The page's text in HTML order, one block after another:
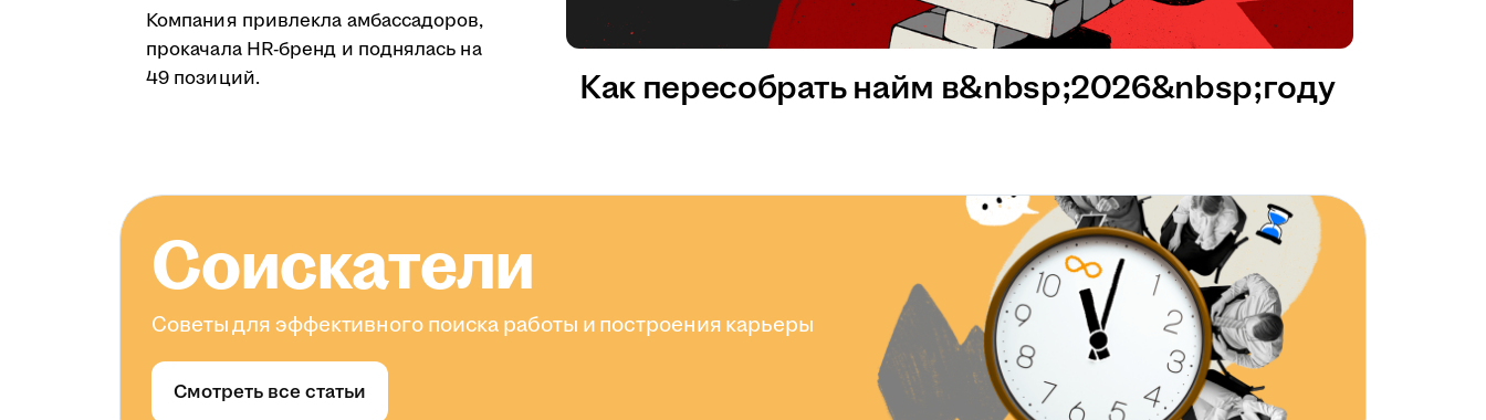
Компания привлекла амбассадоров,
прокачала HR-бренд и поднялась на
49 позиций.
Как пересобрать найм в&nbsp;2026&nbsp;году
Соискатели
Советы для эффективного поиска работы и построения карьеры
Смотреть все статьи